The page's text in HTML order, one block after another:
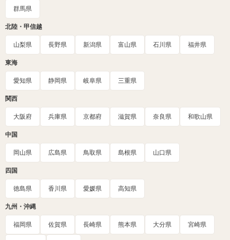
群馬県
北陸・甲信越
山梨県 長野県 新潟県 富山県 石川県 福井県
東海
愛知県 静岡県 岐阜県 三重県
関西
大阪府 兵庫県 京都府 滋賀県 奈良県 和歌山県
中国
岡山県 広島県 鳥取県 島根県 山口県
四国
徳島県 香川県 愛媛県 高知県
九州・沖縄
福岡県 佐賀県 長崎県 熊本県 大分県 宮崎県